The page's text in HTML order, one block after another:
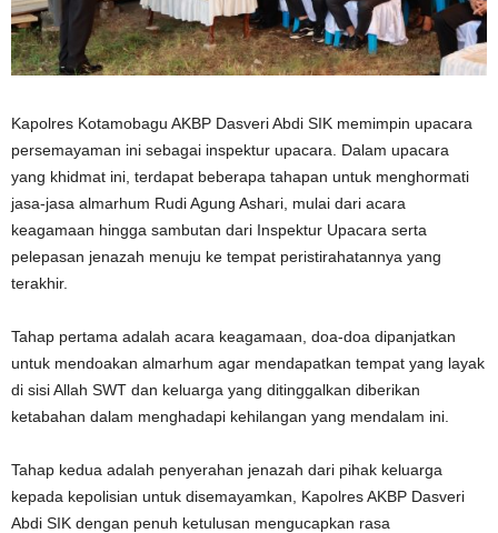
Kapolres Kotamobagu AKBP Dasveri Abdi SIK memimpin upacara
persemayaman ini sebagai inspektur upacara. Dalam upacara
yang khidmat ini, terdapat beberapa tahapan untuk menghormati
jasa-jasa almarhum Rudi Agung Ashari, mulai dari acara
keagamaan hingga sambutan dari Inspektur Upacara serta
pelepasan jenazah menuju ke tempat peristirahatannya yang
terakhir.
Tahap pertama adalah acara keagamaan, doa-doa dipanjatkan
untuk mendoakan almarhum agar mendapatkan tempat yang layak
di sisi Allah SWT dan keluarga yang ditinggalkan diberikan
ketabahan dalam menghadapi kehilangan yang mendalam ini.
Tahap kedua adalah penyerahan jenazah dari pihak keluarga
kepada kepolisian untuk disemayamkan, Kapolres AKBP Dasveri
Abdi SIK dengan penuh ketulusan mengucapkan rasa